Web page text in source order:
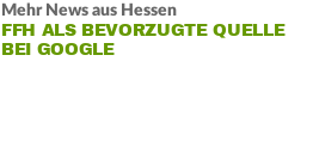
Mehr News aus Hessen
FFH ALS BEVORZUGTE QUELLE
BEI GOOGLE